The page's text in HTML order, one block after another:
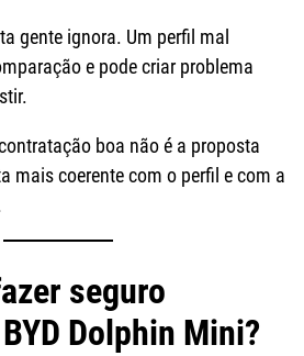
gente ignora. Um perfil mal
e pode criar problema
boa não é a proposta
mais coerente com o perfil e com a
seguro
Dolphin Mini?